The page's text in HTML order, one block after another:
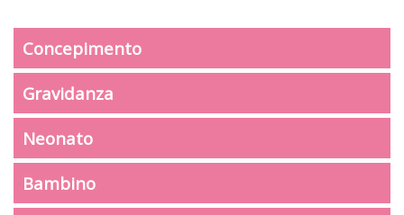
Concepimento
Gravidanza
Neonato
Bambino